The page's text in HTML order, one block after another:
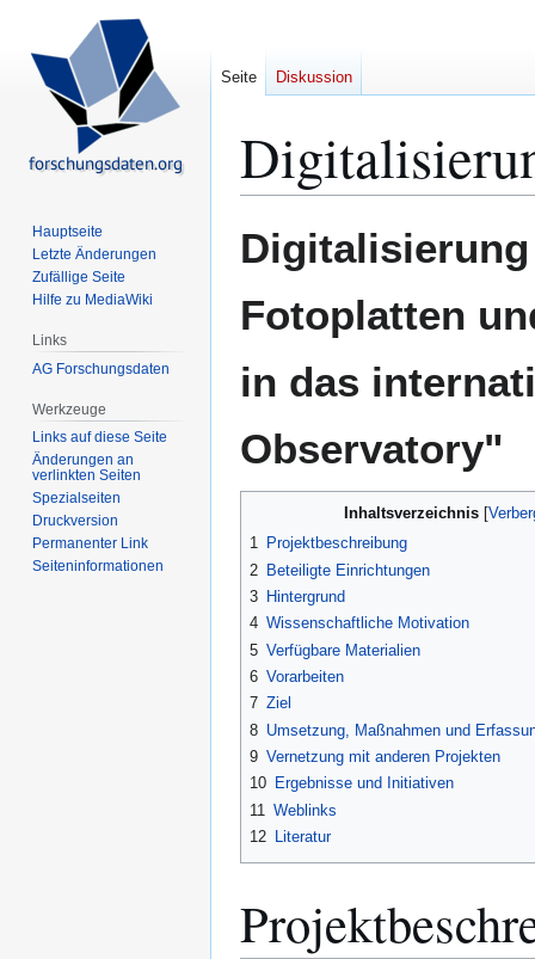
Navigation
Suche
Fotoplatten
in das
Observatory"
Inhaltsverzeichnis
1 Projektbeschreibung
2 Beteiligte Einrichtungen
3 Hintergrund
4 Wissenschaftliche Motivation
5 Verfügbare Materialien
6 Vorarbeiten
7 Ziel
8 Umsetzung, Maßnahmen und
9 Vernetzung mit anderen Projekten
10 Ergebnisse und Initiativen
11 Weblinks
12 Literatur
Seite Diskussion
Hauptseite
Letzte Änderungen
Zufällige Seite
Hilfe zu MediaWiki
Links
AG Forschungsdaten
Werkzeuge
Links auf diese Seite
Änderungen an
verlinkten Seiten
Spezialseiten
Druckversion
Permanenter Link
Seiten­­informationen